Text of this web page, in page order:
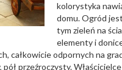
kolorystyka
domu. Ogród
tym zieleń na
elementy i
całkowicie odpornych na
przeźroczysty.